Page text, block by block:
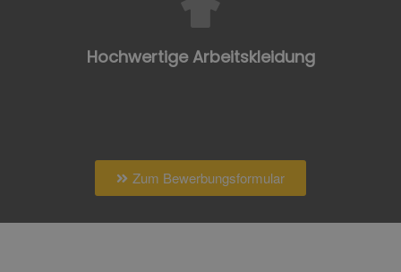
Hochwertige Arbeitskleidung
Zum Bewerbungsformular